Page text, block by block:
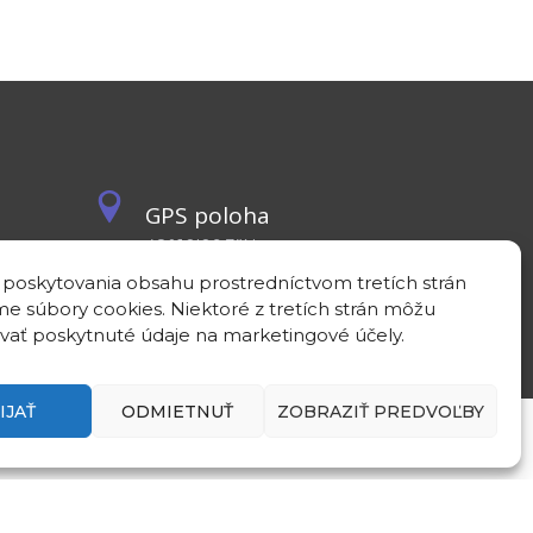
obsahu prostredníctvom tretích strán
súbory cookies. Niektoré z tretích strán môžu
poskytnuté údaje na marketingové účely.
ODMIETNUŤ ZOBRAZIŤ PREDVOĽBY
GPS poloha
48°10'09.3”N